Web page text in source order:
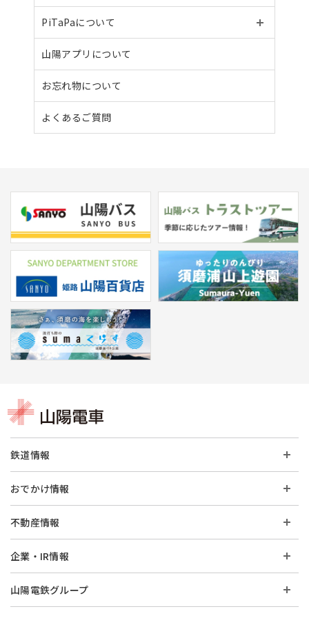
PiTaPaについて
山陽アプリについて
お忘れ物について
よくあるご質問
鉄道情報
おでかけ情報
不動産情報
企業・IR情報
山陽電鉄グループ